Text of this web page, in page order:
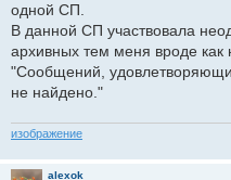
е
н
и
е
одной СП.
В данной СП участвовала
архивных тем меня вроде как
"Сообщений,
не найдено."
изображение
alexok